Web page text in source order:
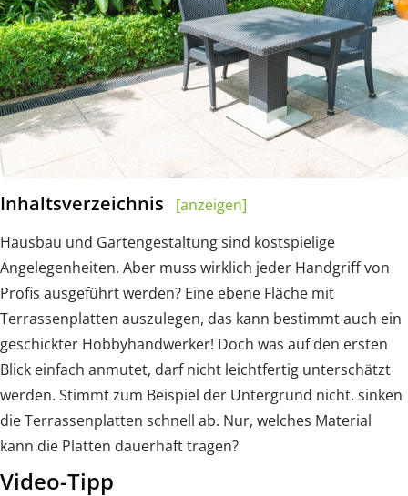
Inhaltsverzeichnis
[anzeigen]
Hausbau und Gartengestaltung sind kostspielige
Angelegenheiten. Aber muss wirklich jeder Handgriff von
Profis ausgeführt werden? Eine ebene Fläche mit
Terrassenplatten auszulegen, das kann bestimmt auch ein
geschickter Hobbyhandwerker! Doch was auf den ersten
Blick einfach anmutet, darf nicht leichtfertig unterschätzt
werden. Stimmt zum Beispiel der Untergrund nicht, sinken
die Terrassenplatten schnell ab. Nur, welches Material
kann die Platten dauerhaft tragen?
Video-Tipp